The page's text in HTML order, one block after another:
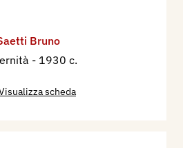
Bruno
- 1930 c.
scheda